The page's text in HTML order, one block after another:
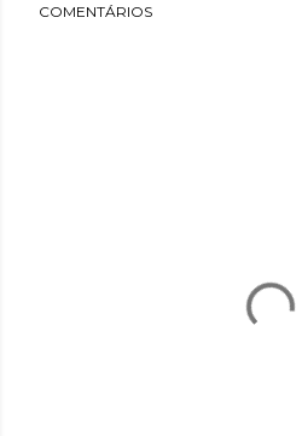
COMENTÁRIOS